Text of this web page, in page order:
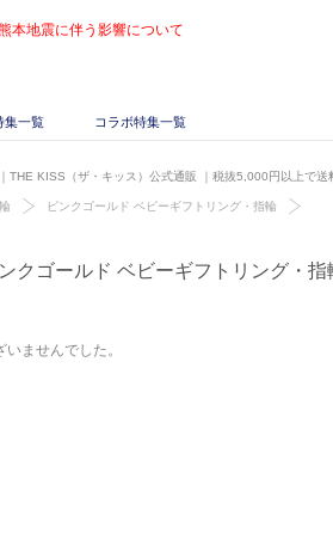
本地震に伴う影響について
集一覧 コラボ特集一覧
THE KISS（ザ・キッス）公式通販 ｜税抜5,000円以上で送
ピンクゴールド ベビーギフトリング・指輪
クゴールド ベビーギフトリング・指
ませんでした。